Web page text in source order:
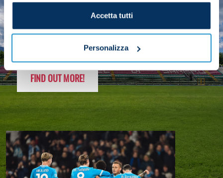
Accetta tutti
Personalizza
FOLLOW THE CHAMPS' JOURNEY
FIND OUT MORE!